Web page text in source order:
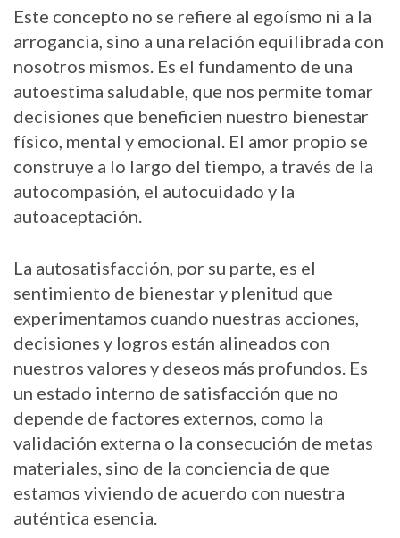
Este concepto no se refiere al egoísmo ni a la
arrogancia, sino a una relación equilibrada con
nosotros mismos. Es el fundamento de una
autoestima saludable, que nos permite tomar
decisiones que beneficien nuestro bienestar
físico, mental y emocional. El amor propio se
construye a lo largo del tiempo, a través de la
autocompasión, el autocuidado y la
autoaceptación.
La autosatisfacción, por su parte, es el
sentimiento de bienestar y plenitud que
experimentamos cuando nuestras acciones,
decisiones y logros están alineados con
nuestros valores y deseos más profundos. Es
un estado interno de satisfacción que no
depende de factores externos, como la
validación externa o la consecución de metas
materiales, sino de la conciencia de que
estamos viviendo de acuerdo con nuestra
auténtica esencia.